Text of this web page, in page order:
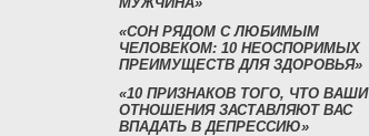
«СОН РЯДОМ С ЛЮБИМЫМ
ЧЕЛОВЕКОМ: 10 НЕОСПОРИМЫХ
ПРЕИМУЩЕСТВ ДЛЯ ЗДОРОВЬЯ»
«10 ПРИЗНАКОВ ТОГО, ЧТО ВАШИ
ОТНОШЕНИЯ ЗАСТАВЛЯЮТ ВАС
ВПАДАТЬ В ДЕПРЕССИЮ»